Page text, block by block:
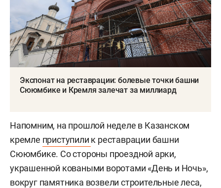
Экспонат на реставрации: болевые точки башни
Сююмбике и Кремля залечат за миллиард
Напомним, на прошлой неделе в Казанском
кремле приступили к реставрации башни
Сююмбике. Со стороны проездной арки,
украшенной коваными воротами «День и Ночь»,
вокруг памятника возвели строительные леса,